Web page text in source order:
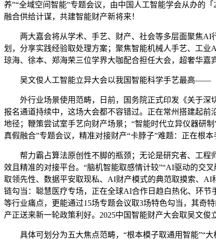
养”“全域空间智能”专题会议，由中国人工智能学会从办的
融合供给计谋，共建智能财产新将来！
两大嘉会将从学术、手艺、财产、社会等多层面聚焦AI
划，分享实践经验取处理方案；聚焦智能机械人手艺、工
琼海、徐本、郑海荣三位学界大咖配合担任大会，超奢华嘉
吴文俊人工智能立异大会以我国智能科学手艺最高——「
外行业场景使用范畴，日前，国务院正式印发《关于深切
报名通道持续中，这场大会都不容错过。正在常州搭建起
地径；鞭策尝试室手艺向财产场景；“智能时代立异仪器研
真假融合”专题会议，精准对接财产“卡脖子”难题：正在根本
帮力霸占算法原创性不脚的瓶颈；无论是研究者、工程
效且精准的对接平台。“脑机智能取感情计较”“AI驱动的交
取领先性、数据平安取现私、AI财产模式的典范取摸索、
链勾当：聪慧医疗专场，正在全球AI合作日趋白热化、环
等行业痛点，更能通过15场专题会议取3场特色勾当，其奇
产正送来新一轮政策利好。2025中国智能财产大会取吴文俊
具体可划分为五大焦点范畴，“根本模子取通用智能”“大